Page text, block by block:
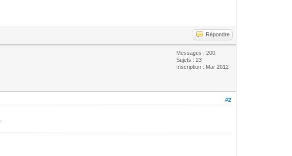
Répondre
Messages : 200
Sujets : 23
Inscription : Mar 2012
#2